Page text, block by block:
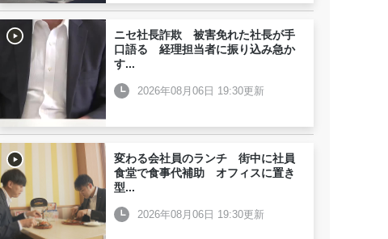
ニセ社長詐欺 被害免れた社長が手
口語る 経理担当者に振り込み急か
す...
2026年08月06日 19:30更新
変わる会社員のランチ 街中に社員
食堂で食事代補助 オフィスに置き
型...
2026年08月06日 19:30更新